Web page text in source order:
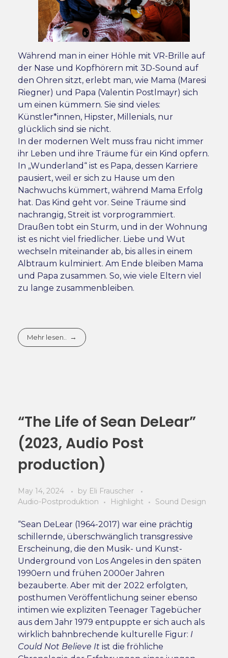
Während man in einer Höhle mit VR-Brille auf
der Nase und Kopfhörern mit 3D-Sound auf
den Ohren sitzt, erlebt man, wie Mama (Maresi
Riegner) und Papa (Valentin Postlmayr) sich
um einen kümmern. Sie sind vieles:
Künstler*innen, Hipster, Millenials, nur
glücklich sind sie nicht.
In der modernen Welt muss frau nicht immer
ihr Leben und ihre Träume für ein Kind opfern.
In „Wunderland“ ist es Papa, dessen Karriere
pausiert, weil er sich zu Hause um den
Nachwuchs kümmert, während Mama Erfolg
hat. Das Kind geht vor. Seine Träume sind
nachrangig, Streit ist vorprogrammiert.
Draußen tobt ein Sturm, und in der Wohnung
ist es nicht viel friedlicher. Liebe und Wut
wechseln miteinander ab, bis alles in einem
Albtraum kulminiert. Am Ende bleiben Mama
und Papa zusammen. So, wie viele Eltern viel
zu lange zusammenbleiben.
Mehr lesen..
“The Life of Sean DeLear”
(2023, Audio Post
production)
May 14, 2024 by Eli Frauscher
Audio-Postproduktion
Highlight Sound Design
“Sean DeLear (1964-2017) war eine prächtig
schillernde, überschwänglich transgressive
Erscheinung, die den Musik- und Kunst-
Underground von Los Angeles in den späten
1990ern und frühen 2000er Jahren
bezauberte. Aber mit der 2022 erfolgten,
posthumen Veröffentlichung seiner ebenso
intimen wie expliziten Teenager Tagebücher
aus dem Jahr 1979 entpuppte er sich auch als
wirklich bahnbrechende kulturelle Figur: I
Could Not Believe It ist die fröhliche